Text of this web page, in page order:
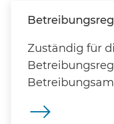
Zuständig für